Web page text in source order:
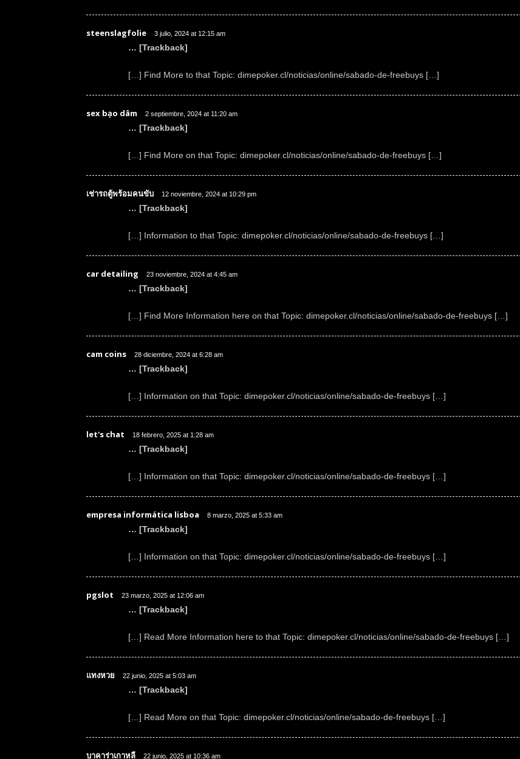
steenslagfolie 3 julio, 2024 at 12:15 am
… [Trackback]
[…] Find More to that Topic: dimepoker.cl/noticias/online/sabado-de-freebuys […]
sex bạo dâm 2 septiembre, 2024 at 11:20 am
… [Trackback]
[…] Find More on that Topic: dimepoker.cl/noticias/online/sabado-de-freebuys […]
เช่ารถตู้พร้อมคนขับ 12 noviembre, 2024 at 10:29 pm
… [Trackback]
[…] Information to that Topic: dimepoker.cl/noticias/online/sabado-de-freebuys […]
car detailing 23 noviembre, 2024 at 4:45 am
… [Trackback]
[…] Find More Information here on that Topic: dimepoker.cl/noticias/online/sabado-de-freebuys […]
cam coins 28 diciembre, 2024 at 6:28 am
… [Trackback]
[…] Information on that Topic: dimepoker.cl/noticias/online/sabado-de-freebuys […]
let's chat 18 febrero, 2025 at 1:28 am
… [Trackback]
[…] Information on that Topic: dimepoker.cl/noticias/online/sabado-de-freebuys […]
empresa informática lisboa 8 marzo, 2025 at 5:33 am
… [Trackback]
[…] Information on that Topic: dimepoker.cl/noticias/online/sabado-de-freebuys […]
pgslot 23 marzo, 2025 at 12:06 am
… [Trackback]
[…] Read More Information here to that Topic: dimepoker.cl/noticias/online/sabado-de-freebuys […]
แทงหวย 22 junio, 2025 at 5:03 am
… [Trackback]
[…] Read More on that Topic: dimepoker.cl/noticias/online/sabado-de-freebuys […]
บาคาร่าเกาหลี 22 junio, 2025 at 10:36 am